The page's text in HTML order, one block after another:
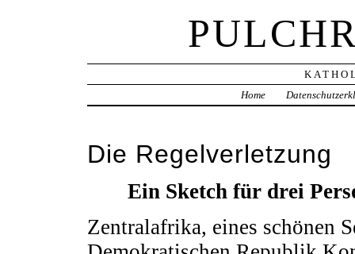
Home
Die Regelverletzung
Ein Sketch für drei
Zentralafrika, eines schönen